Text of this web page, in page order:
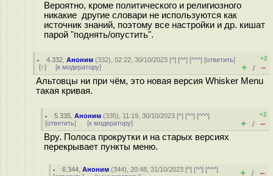
Вероятно, кроме политического и религиозного
никакие другие словари не используются как
источник знаний, поэтому все настройки и др. кишат
парой "поднять/опустить".
4.332 ,Аноним (332), 02:22, 30/10/2023 [^] [^^] [^^^] [ответить]
[↑] [к модератору]
+2
+ / –
Альтовцы ни при чём, это новая версия Whisker Menu
такая кривая.
5.335 ,Аноним (335), 11:19, 30/10/2023 [^] [^^] [^^^]
[ответить] [к модератору]
+2
+ / –
Вру. Полоса прокрутки и на старых версиях
перекрывает пункты меню.
6.344 ,Аноним (344), 20:48, 31/10/2023 [^] [^^] [^^^]
+ / –